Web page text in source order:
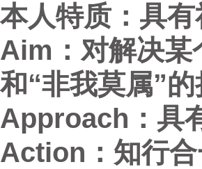
本人特质：具
Aim：对解决某
和“非我莫属”的
Approach：具
Action：知行